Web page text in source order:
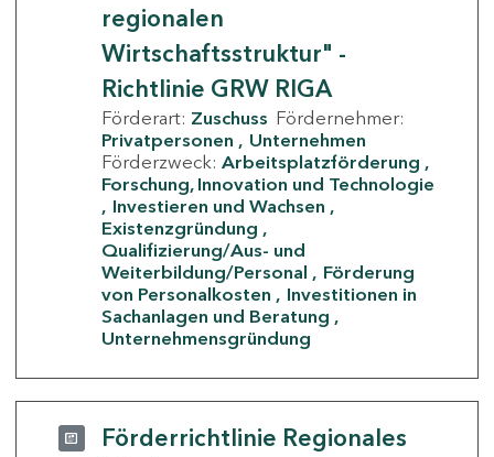
regionalen
Wirtschaftsstruktur" -
Richtlinie GRW RIGA
Förderart: Zuschuss Fördernehmer:
Privatpersonen
Unternehmen
Förderzweck: Arbeitsplatzförderung
Forschung, Innovation und Technologie
Investieren und Wachsen
Existenzgründung
Qualifizierung/Aus- und
Weiterbildung/Personal
Förderung
von Personalkosten
Investitionen in
Sachanlagen und Beratung
Unternehmensgründung
Förderrichtlinie Regionales